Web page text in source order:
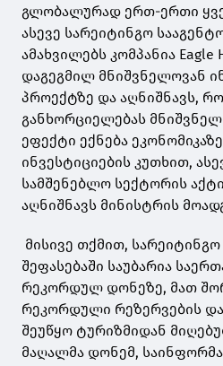
გლობალურად ერთ-ერთი
ასევე სარეიტინგო
ამახვილებს კომპანია Eagle
დაგეგმილ მნიშვნელოვან
პროექტზე და აღნიშნავს,
განხორციელებას
ეფექტი ექნება
ინვესტიციების კუთხით,
სამშენებლო სექტორის
აღნიშნავს მინისტრის
მისივე თქმით,
შეფასებაში საუბარია
რეკორდულ დონეზე, მათ
რეკორდული რეზერვების
შეუწყო ტურიზმიდან
მაღალმა დონემ,